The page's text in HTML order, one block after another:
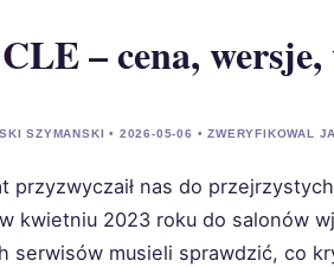
– cena,
SZYMANSKI • 2026-05-06 • ZWERYFIKOWAL
przyzwyczaił nas do
kwietniu 2023 roku do salonów
serwisów musieli sprawdzić, co